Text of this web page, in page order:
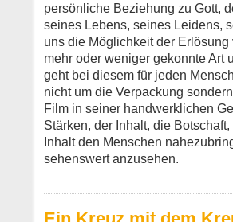
persönliche Beziehung zu Gott,
seines Lebens, seines Leidens,
uns die Möglichkeit der
mehr oder weniger gekonnte Art
geht bei diesem für jeden
nicht um die Verpackung
Film in seiner handwerklichen
Stärken, der Inhalt, die
Inhalt den Menschen
sehenswert anzusehen.